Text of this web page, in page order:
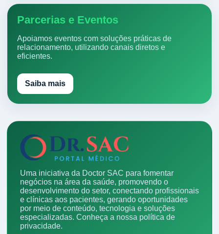
Parcerias e Eventos
Apoiamos eventos com soluções práticas de
relacionamento, utilizando canais diretos e
eficientes.
Saiba mais
Uma iniciativa da Doctor SAC para fomentar
negócios na área da saúde, promovendo o
desenvolvimento do setor, conectando profissionais
e clínicas aos pacientes, gerando oportunidades
por meio de conteúdo, tecnologia e soluções
especializadas. Conheça a nossa política de
privacidade.